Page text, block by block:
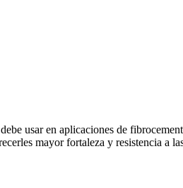
usar en aplicaciones de
mayor fortaleza y resistencia a